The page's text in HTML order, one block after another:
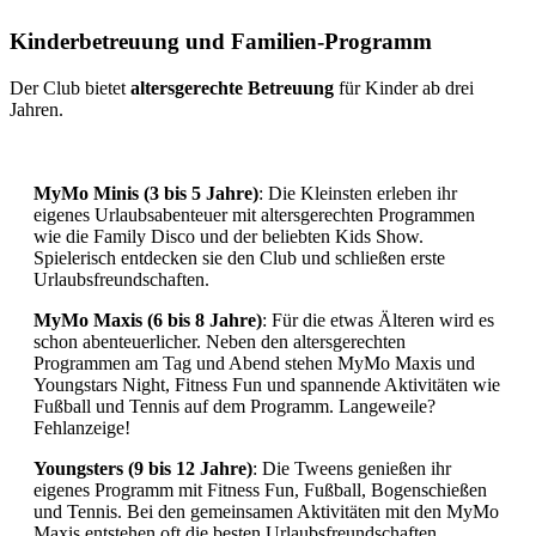
Kinderbetreuung und Familien-Programm
Der Club bietet altersgerechte Betreuung für Kinder ab drei
Jahren.
MyMo Minis (3 bis 5 Jahre): Die Kleinsten erleben ihr
eigenes Urlaubsabenteuer mit altersgerechten Programmen
wie die Family Disco und der beliebten Kids Show.
Spielerisch entdecken sie den Club und schließen erste
Urlaubsfreundschaften.
MyMo Maxis (6 bis 8 Jahre): Für die etwas Älteren wird es
schon abenteuerlicher. Neben den altersgerechten
Programmen am Tag und Abend stehen MyMo Maxis und
Youngstars Night, Fitness Fun und spannende Aktivitäten wie
Fußball und Tennis auf dem Programm. Langeweile?
Fehlanzeige!
Youngsters (9 bis 12 Jahre): Die Tweens genießen ihr
eigenes Programm mit Fitness Fun, Fußball, Bogenschießen
und Tennis. Bei den gemeinsamen Aktivitäten mit den MyMo